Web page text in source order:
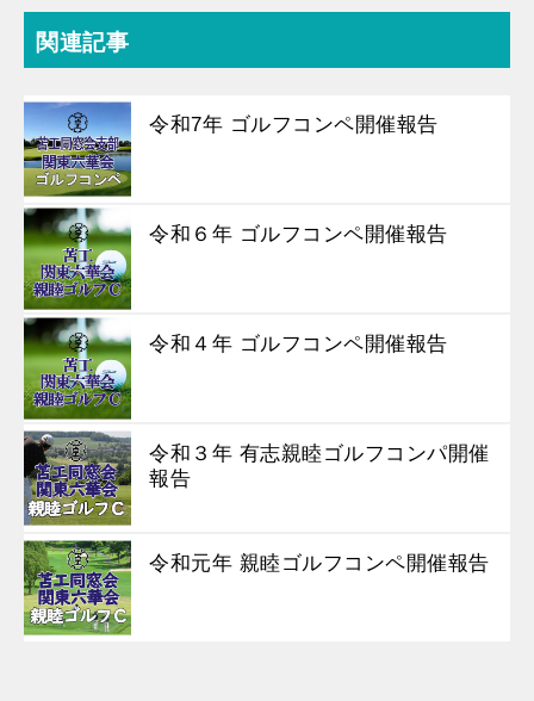
関連記事
令和7年 ゴルフコンペ開催報告
令和６年 ゴルフコンペ開催報告
令和４年 ゴルフコンペ開催報告
令和３年 有志親睦ゴルフコンパ開催
報告
令和元年 親睦ゴルフコンペ開催報告